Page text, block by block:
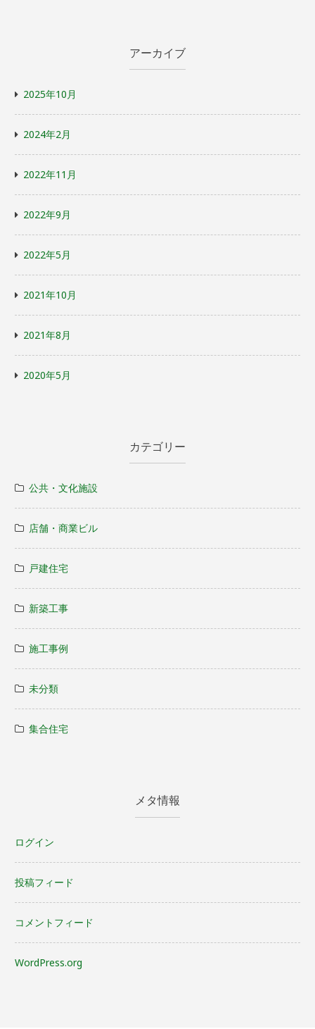
アーカイブ
2025年10月
2024年2月
2022年11月
2022年9月
2022年5月
2021年10月
2021年8月
2020年5月
カテゴリー
公共・文化施設
店舗・商業ビル
戸建住宅
新築工事
施工事例
未分類
集合住宅
メタ情報
ログイン
投稿フィード
コメントフィード
WordPress.org